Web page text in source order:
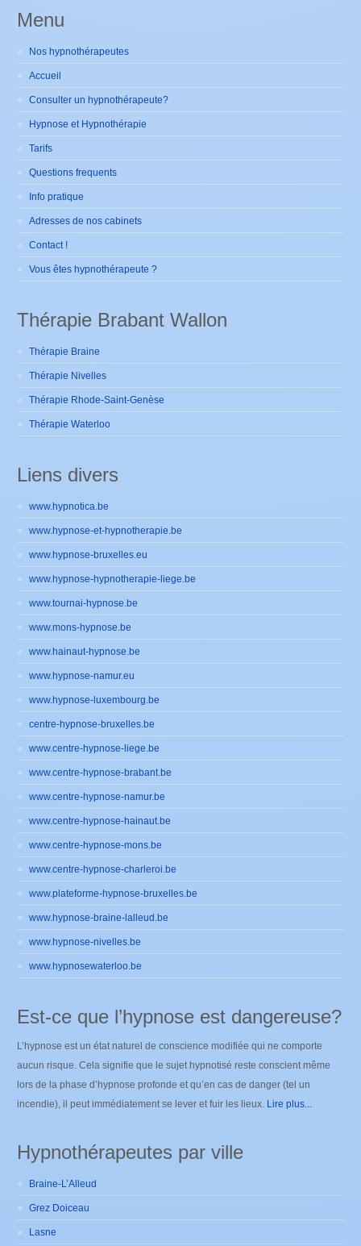
Menu
Nos hypnothérapeutes
Accueil
Consulter un hypnothérapeute?
Hypnose et Hypnothérapie
Tarifs
Questions frequents
Info pratique
Adresses de nos cabinets
Contact !
Vous êtes hypnothérapeute ?
Thérapie Brabant Wallon
Thérapie Braine
Thérapie Nivelles
Thérapie Rhode-Saint-Genèse
Thérapie Waterloo
Liens divers
www.hypnotica.be
www.hypnose-et-hypnotherapie.be
www.hypnose-bruxelles.eu
www.hypnose-hypnotherapie-liege.be
www.tournai-hypnose.be
www.mons-hypnose.be
www.hainaut-hypnose.be
www.hypnose-namur.eu
www.hypnose-luxembourg.be
centre-hypnose-bruxelles.be
www.centre-hypnose-liege.be
www.centre-hypnose-brabant.be
www.centre-hypnose-namur.be
www.centre-hypnose-hainaut.be
www.centre-hypnose-mons.be
www.centre-hypnose-charleroi.be
www.plateforme-hypnose-bruxelles.be
www.hypnose-braine-lalleud.be
www.hypnose-nivelles.be
www.hypnosewaterloo.be
Est-ce que l’hypnose est dangereuse?
L’hypnose est un état naturel de conscience modifiée qui ne comporte
aucun risque. Cela signifie que le sujet hypnotisé reste conscient même
lors de la phase d’hypnose profonde et qu’en cas de danger (tel un
incendie), il peut immédiatement se lever et fuir les lieux. Lire plus...
Hypnothérapeutes par ville
Braine-L’Alleud
Grez Doiceau
Lasne